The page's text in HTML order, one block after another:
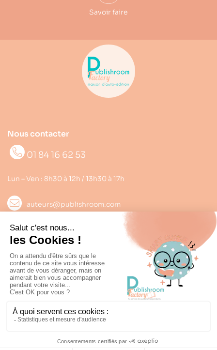
Savoir faire
Nous contacter
01 84 16 62 53
Lun – Ven : 8h30 à 12h / 13h30 à 17h
auteurs@publishroom.com
Informations 
Suivez nous
Copyright © 2022Publishroom